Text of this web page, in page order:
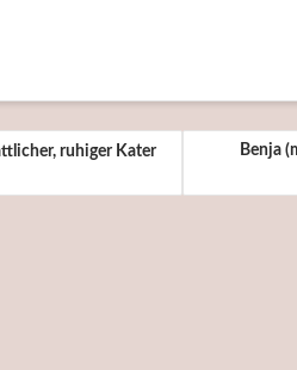
ruhiger Kater
Benja